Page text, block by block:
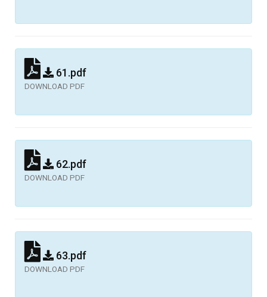
61.pdf
DOWNLOAD PDF
62.pdf
DOWNLOAD PDF
63.pdf
DOWNLOAD PDF